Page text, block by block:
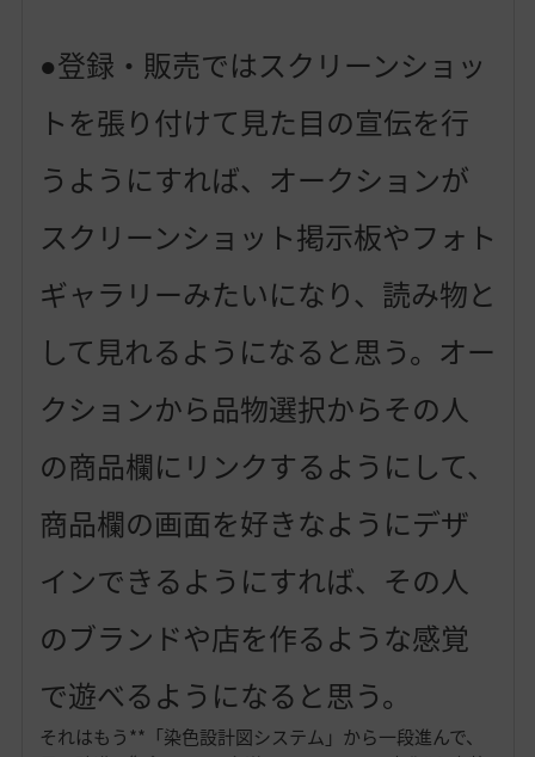
●登録・販売ではスクリーンショッ
トを張り付けて見た目の宣伝を行
うようにすれば、オークションが
スクリーンショット掲示板やフォト
ギャラリーみたいになり、読み物と
して見れるようになると思う。オー
クションから品物選択からその人
の商品欄にリンクするようにして、
商品欄の画面を好きなようにデザ
インできるようにすれば、その人
のブランドや店を作るような感覚
で遊べるようになると思う。
それはもう**「染色設計図システム」から一段進んで、